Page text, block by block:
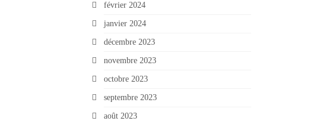
février 2024
janvier 2024
décembre 2023
novembre 2023
octobre 2023
septembre 2023
août 2023